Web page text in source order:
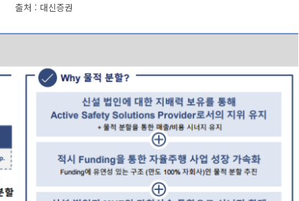
출처 : 대신증권